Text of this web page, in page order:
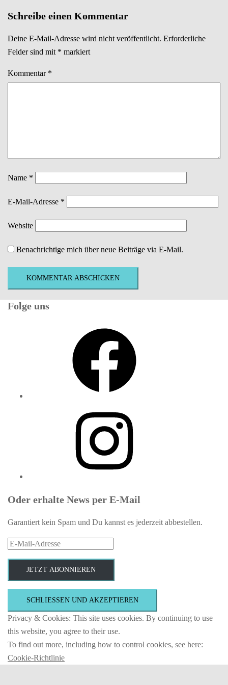
Schreibe einen Kommentar
Deine E-Mail-Adresse wird nicht veröffentlicht. Erforderliche
Felder sind mit * markiert
Kommentar *
Name *
E-Mail-Adresse *
Website
Benachrichtige mich über neue Beiträge via E-Mail.
Folge uns
Oder erhalte News per E-Mail
Garantiert kein Spam und Du kannst es jederzeit abbestellen.
E-
AdresseJETZT ABONNIEREN
Privacy & Cookies: This site uses cookies. By continuing to use
this website, you agree to their use.
To find out more, including how to control cookies, see here:
Cookie-Richtlinie